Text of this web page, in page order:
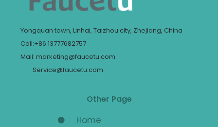
Yongquan town, Linhai, Taizhou city, Zhejiang, China
Call:+86 13777682757
Mail: marketing@faucetu.com
Service@faucetu.com
Other Page
Home